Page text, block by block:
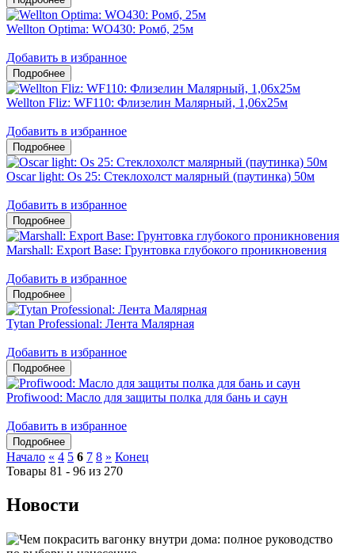
Wellton Optima: WO430: Ромб, 25м
Добавить в избранное
Wellton Fliz: WF110: Флизелин Малярный, 1,06х25м
Добавить в избранное
Oscar light: Os 25: Стеклохолст малярный (паутинка) 50м
Добавить в избранное
Marshall: Export Base: Грунтовка глубокого проникновения
Добавить в избранное
Tytan Professional: Лента Малярная
Добавить в избранное
Profiwood: Масло для защиты полка для бань и саун
Добавить в избранное
Начало « 4 5 6 7 8 » Конец
Товары 81 - 96 из 270
Новости